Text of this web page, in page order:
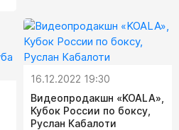
16.12.2022 19:30
Видеопродакшн «KOALA»,
Кубок России по боксу,
Руслан Кабалоти